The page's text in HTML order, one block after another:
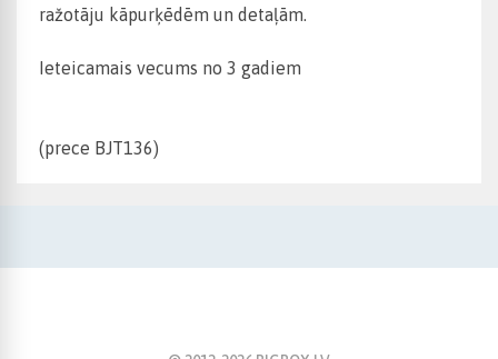
ražotāju kāpurķēdēm un detaļām.
Ieteicamais vecums no 3 gadiem
(prece BJT136)